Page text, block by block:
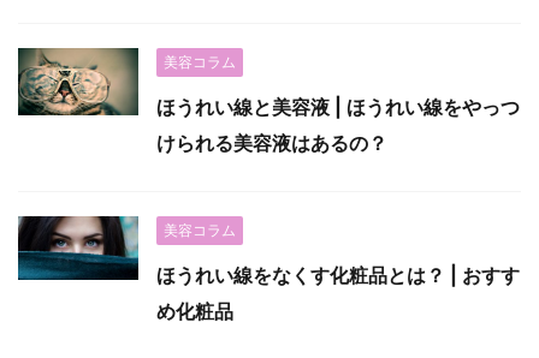
美容コラム
ほうれい線と美容液 | ほうれい線をやっつ
けられる美容液はあるの？
美容コラム
ほうれい線をなくす化粧品とは？ | おすす
め化粧品